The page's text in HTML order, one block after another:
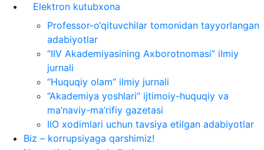
Elektron kutubxona
Professor-o‘qituvchilar tomonidan tayyorlangan
adabiyotlar
“IIV Akademiyasining Axborotnomasi” ilmiy
jurnali
“Huquqiy olam” ilmiy jurnali
“Akademiya yoshlari” ijtimoiy-huquqiy va
ma’naviy-ma’rifiy gazetasi
IIO xodimlari uchun tavsiya etilgan adabiyotlar
Biz – korrupsiyaga qarshimiz!